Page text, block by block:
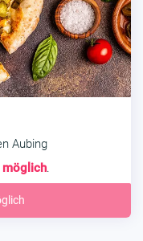
Aubing
möglich